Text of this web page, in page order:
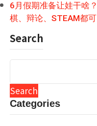
6月假期准备让娃干啥
棋、辩论、STEAM都可
Search
Search
Categories